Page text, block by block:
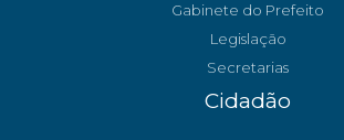
Gabinete do Prefeito
Legislação
Secretarias
Cidadão